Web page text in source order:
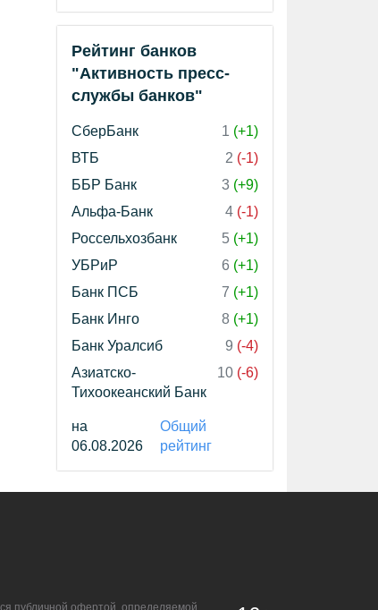
Рейтинг банков
"Активность пресс-
службы банков"
СберБанк 1 (+1)
ВТБ
2 (-1)
ББР Банк
3 (+9)
Альфа-Банк
4 (-1)
Россельхозбанк
5 (+1)
УБРиР
6 (+1)
Банк ПСБ
7 (+1)
Банк Инго
8 (+1)
Банк Уралсиб
9 (-4)
Азиатско-
Тихоокеанский Банк
10 (-6)
на
06.08.2026
Общий
рейтинг
публичной офертой, определяемой